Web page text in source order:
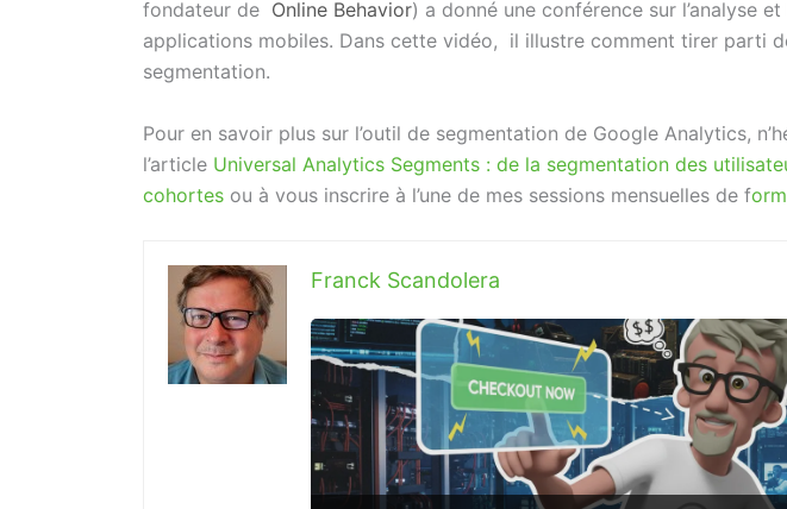
fondateur de Online Behavior) a donné une conférence sur l’analyse
applications mobiles. Dans cette vidéo, il illustre comment tirer parti
segmentation.
Pour en savoir plus sur l’outil de segmentation de Google Analytics,
l’article Universal Analytics Segments : de la segmentation des
cohortes ou à vous inscrire à l’une de mes sessions mensuelles de f
Franck Scandolera